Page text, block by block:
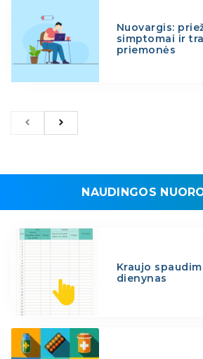
Nuovargis:
simptomai ir
priemonės
NAUDINGOS
Kraujo
dienynas